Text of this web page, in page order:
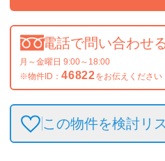
電話で問い合わせ
月～金曜日 9:00～18:00
※物件ID： 46822をお伝えください
この物件を検討リ